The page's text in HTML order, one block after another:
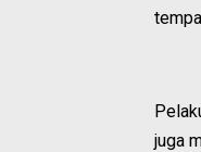
juga